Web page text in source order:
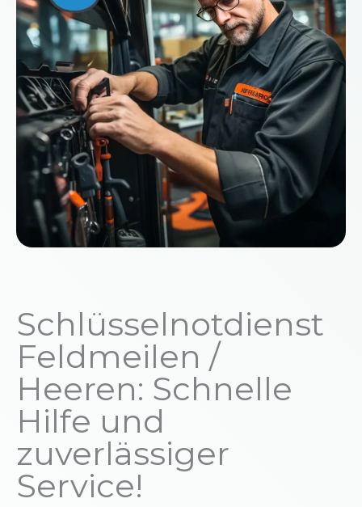
Schlüsselnotdienst
Feldmeilen /
Heeren: Schnelle
Hilfe und
zuverlässiger
Service!